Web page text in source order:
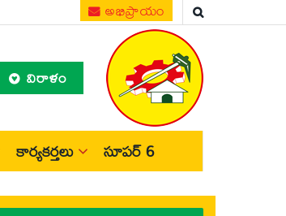
అభిప్రాయం
విరాళం
కార్యకర్తలు సూపర్ 6